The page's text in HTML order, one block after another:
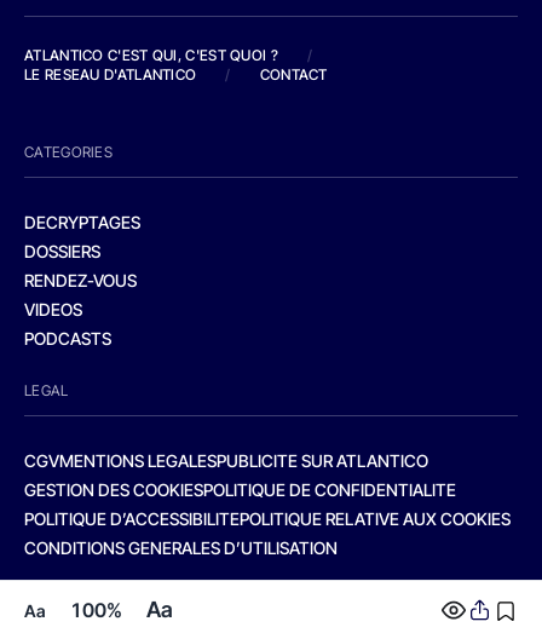
Aa 100% Aa
ATLANTICO C'EST QUI, C'EST QUOI ?
/
LE RESEAU D'ATLANTICO
/ CONTACT
CATEGORIES
DECRYPTAGES
DOSSIERS
RENDEZ-VOUS
VIDEOS
PODCASTS
LEGAL
CGVMENTIONS LEGALESPUBLICITE SUR ATLANTICO
GESTION DES COOKIESPOLITIQUE DE CONFIDENTIALITE
POLITIQUE D’ACCESSIBILITEPOLITIQUE RELATIVE AUX COOKIES
CONDITIONS GENERALES D’UTILISATION